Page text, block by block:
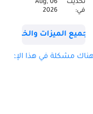
تحديث
في:
06 Aug,
2026
جميع الميزات والخصائص
مشكلة في هذا الإعلان؟